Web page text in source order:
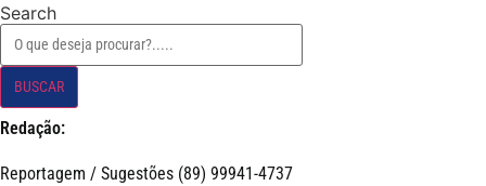
Search
BUSCAR
Redação:
Reportagem / Sugestões (89) 99941-4737